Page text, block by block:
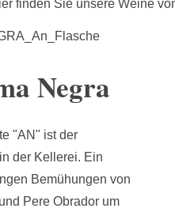
finden Sie unsere Weine
Negra
"AN" ist der
der Kellerei. Ein
Bemühungen von
Pere Obrador um